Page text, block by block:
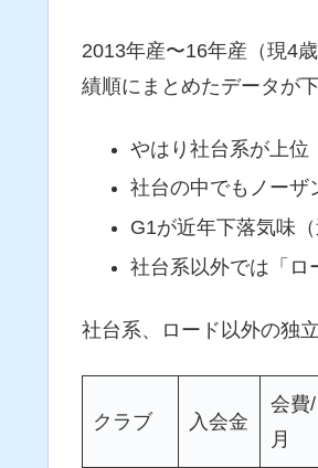
2013年産〜16年産（現4
績順にまとめたデータが
やはり社台系が上位
社台の中でもノーザ
G1が近年下落気味
社台系以外では「ロ
社台系、ロード以外の独
クラブ 入会金
会費/
月